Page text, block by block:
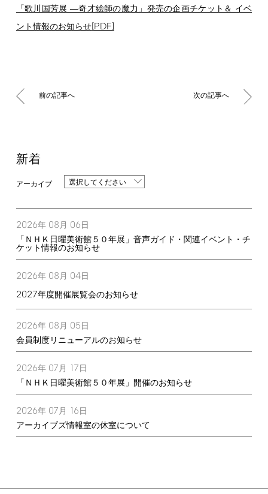
「歌川国芳展 ―奇才絵師の魔力」発売の企画チケット＆ イベ
ント情報のお知らせ[PDF]
前の記事へ 次の記事へ
新着
選択してください
2026年 08月 06 日
「ＮＨＫ日曜美術館５０年展」音声ガイド・関連イベント・チ
ケット情報のお知らせ
2026年 08月 04日
2027年度開催展覧会のお知らせ
2026年 08月 05 日
会員制度リニューアルのお知らせ
2026年 07月 17 日
「ＮＨＫ日曜美術館５０年展」開催のお知らせ
2026年 07月 16 日
アーカイブズ情報室の休室について